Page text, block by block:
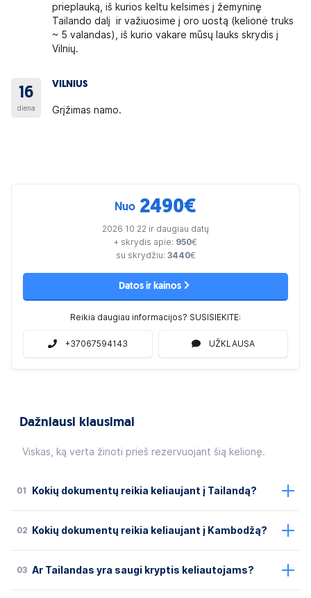
prieplauką, iš kurios keltu kelsimės į žemyninę
Tailando dalį ir važiuosime į oro uostą (kelionė truks
~ 5 valandas), iš kurio vakare mūsų lauks skrydis į
Vilnių.
16
diena
VILNIUS
Grįžimas namo.
Nuo 2490€
2026 10 22 ir daugiau datų
+ skrydis apie: 950€
su skrydžiu: 3440€
Datos ir kainos
Reikia daugiau informacijos? SUSISIEKITE:
+37067594143 UŽKLAUSA
Dažniausi klausimai
Viskas, ką verta žinoti prieš rezervuojant šią kelionę.
01 Kokių dokumentų reikia keliaujant į Tailandą?
02 Kokių dokumentų reikia keliaujant į Kambodžą?
03 Ar Tailandas yra saugi kryptis keliautojams?